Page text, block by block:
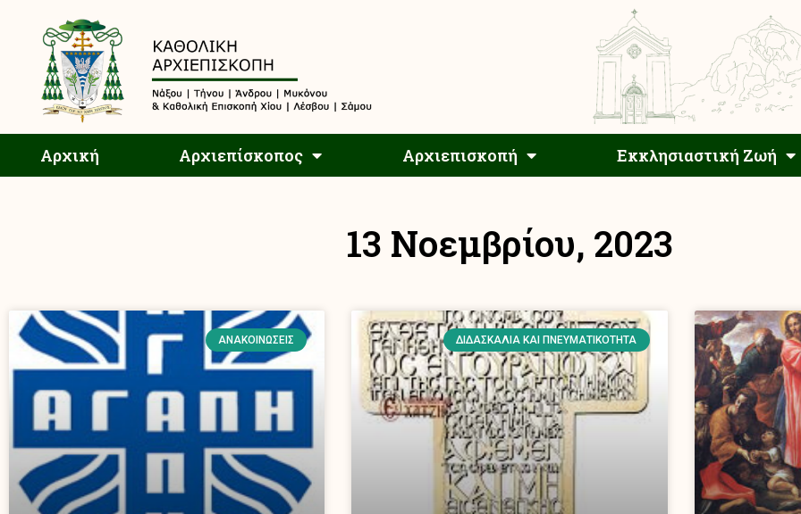
Αρχική Αρχιεπίσκοπος Αρχιεπισκοπή Εκκλησιαστική Ζωή
Αρχιεπισκοπή
13 Νοεμβρίου, 2023
ΑΝΑΚΟΙΝΏΣΕΙΣ ΔΙΔΑΣΚΑΛΊΑ ΚΑΙ ΠΝΕΥΜΑΤΙΚΌΤΗΤΑ